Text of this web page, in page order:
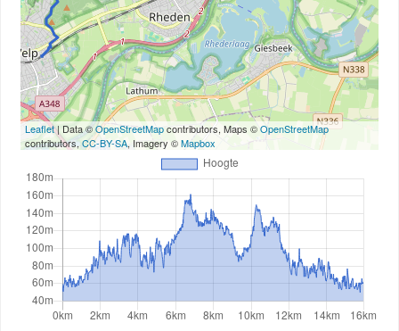
Leaflet| Data ©OpenStreetMapcontributors, Maps ©OpenStreetMap
contributors,CC-BY-SA, Imagery ©Mapbox